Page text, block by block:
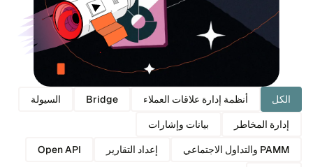
الكل أنظمة إدارة علاقات العملاء Bridge
السيولة
إدارة المخاطر
بيانات وإشارات
PAMM والتداول الاجتماعي
إعداد التقارير
Open API